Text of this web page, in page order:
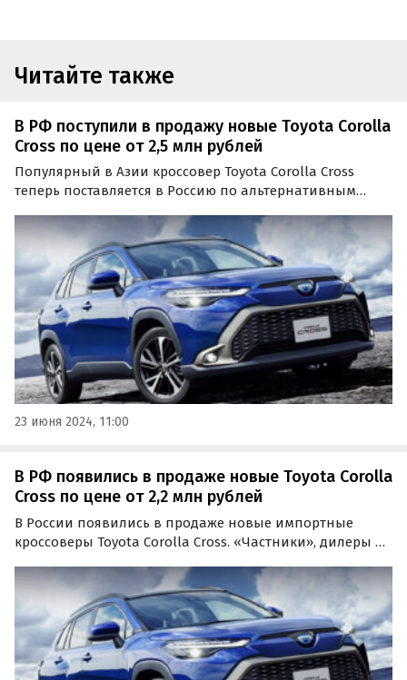
Читайте также
В РФ поступили в продажу новые Toyota Corolla
Cross по цене от 2,5 млн рублей
Популярный в Азии кроссовер Toyota Corolla Cross
теперь поставляется в Россию по альтернативным
продают как из наличия, так и под заказ по цене от 2
500 000 рублей, пишут «Автоновости дня».
23 июня 2024, 11:00
В РФ появились в продаже новые Toyota Corolla
Cross по цене от 2,2 млн рублей
В России появились в продаже новые импортные
кроссоверы Toyota Corolla Cross. «Частники», дилеры и
из Китая по цене от 2 189 000 рублей, пишут
«Автоновости дня».